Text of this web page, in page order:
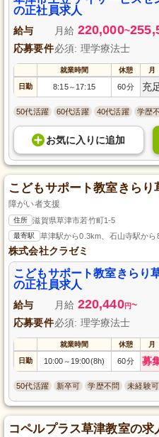
の正社員求人
給与 月給 220,000~
応募要件必須: 理学療法士
就業時間 休憩 月
日勤 8:15～ 17:15 60分 充
50代活躍 60代活躍 40代活躍 学歴
お気に入り に追加
こどもサポート教室きら
障がい者支援
住所 滋賀県草津市若竹町1-5
最寄駅 草津駅から0.3km、石山寺駅か
株式会社クラゼミ
こどもサポート教室きらり
の正社員求人
給与 月給 220,440円~
応募要件必須: 理学療法士
就業時間 休憩 月
日勤 10:00 ～ 19:00(8h) 60分 募
50代活躍 新卒可 学歴不問 未経験可
コペルプラス草津教室の求